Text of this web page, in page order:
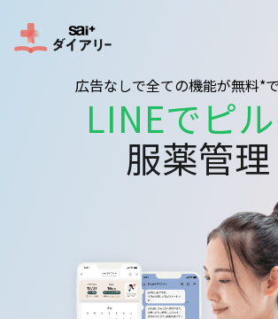
広告なしで全ての機能が無料*
LINEでピ
服薬管理